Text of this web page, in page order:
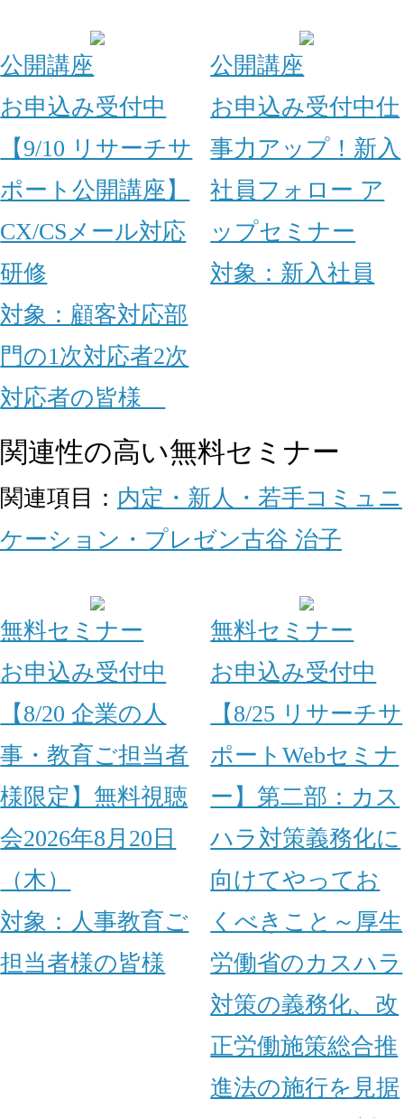
公開講座
お申込み受付中
【9/10 リサーチサ
ポート公開講座】
CX/CSメール対応
研修
対象： 顧客対応部
門の1次対応者2次
対応者の皆様
公開講座
お申込み受付中仕
事力アップ！新入
社員フォロー ア
ップセミナー
対象： 新入社員
関連性の高い無料セミナー
関連項目： 内定・新人・若手コミュニ
ケーション・プレゼン古谷 治子
無料セミナー
お申込み受付中
【8/20 企業の人
事・教育ご担当者
様限定】無料視聴
会2026年8月20日
（木）
対象： 人事教育ご
担当者様の皆様
無料セミナー
お申込み受付中
【8/25 リサーチサ
ポートWebセミナ
ー】第二部：カス
ハラ対策義務化に
向けてやってお
くべきこと～厚生
労働省のカスハラ
対策の義務化、改
正労働施策総合推
進法の施行を見据